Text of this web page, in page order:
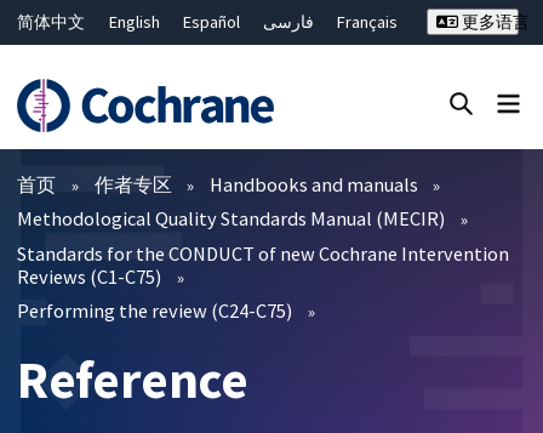
简体中文 English Español فارسی
Français
ไทย
繁體中文
更多语言
过滤
首页 作者专区
Handbooks and manuals
Methodological Quality Standards Manual (MECIR)
Standards for the CONDUCT of new Cochrane Intervention
Reviews (C1-C75)
Performing the review (C24-C75)
Reference